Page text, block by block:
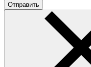
Отправить